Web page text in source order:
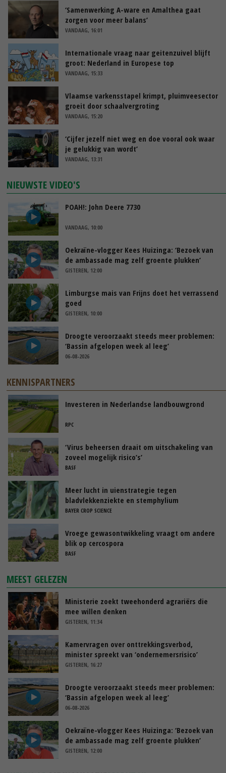
‘Samenwerking A-ware en Amalthea gaat
zorgen voor meer balans’
VANDAAG, 16:01
Internationale vraag naar geitenzuivel blijft
groot: Nederland in Europese top
VANDAAG, 15:33
Vlaamse varkensstapel krimpt, pluimveesector
groeit door schaalvergroting
VANDAAG, 15:20
‘Cijfer jezelf niet weg en doe vooral ook waar
je gelukkig van wordt’
VANDAAG, 13:31
NIEUWSTE VIDEO'S
POAH!: John Deere 7730
VANDAAG, 10:00
Oekraïne-vlogger Kees Huizinga: ‘Bezoek van
de ambassade mag zelf groente plukken’
GISTEREN, 12:00
Limburgse mais van Frijns doet het verrassend
goed
GISTEREN, 10:00
Droogte veroorzaakt steeds meer problemen:
‘Bassin afgelopen week al leeg’
06-08-2026
KENNISPARTNERS
Investeren in Nederlandse landbouwgrond
RPC
‘Virus beheersen draait om uitschakeling van
zoveel mogelijk risico’s’
BASF
Meer lucht in uienstrategie tegen
bladvlekkenziekte en stemphylium
BAYER CROP SCIENCE
Vroege gewasontwikkeling vraagt om andere
blik op cercospora
BASF
MEEST GELEZEN
Ministerie zoekt tweehonderd agrariërs die
mee willen denken
GISTEREN, 11:34
Kamervragen over onttrekkingsverbod,
minister spreekt van ‘ondernemersrisico’
GISTEREN, 16:27
Droogte veroorzaakt steeds meer problemen:
‘Bassin afgelopen week al leeg’
06-08-2026
Oekraïne-vlogger Kees Huizinga: ‘Bezoek van
de ambassade mag zelf groente plukken’
GISTEREN, 12:00